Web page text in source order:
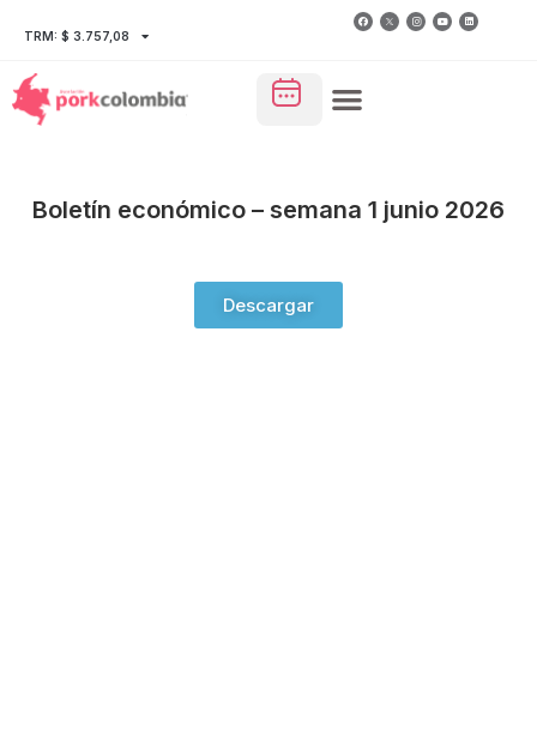
TRM: $ 3.757,08
Boletín económico – semana 1 junio 2026
Descargar